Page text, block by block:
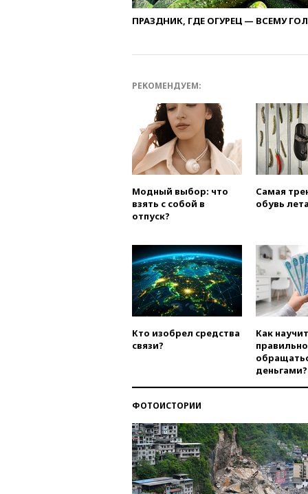
ПРАЗДНИК, ГДЕ ОГУРЕЦ — ВСЕМУ
РЕКОМЕНДУЕМ:
Модный выбор: что
взять с собой в
отпуск?
Самая
обувь
Кто изобрел средства
связи?
Как
правильно
деньгами?
ФОТОИСТОРИИ